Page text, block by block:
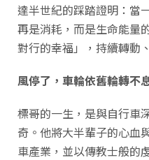
達半世紀的踩踏證明：當
再是消耗，而是生命能量
對行的幸福」，持續轉動
風停了，車輪依舊輪轉不
標哥的一生，是與自行車
奇。他將大半輩子的心血
車產業，並以傳教士般的